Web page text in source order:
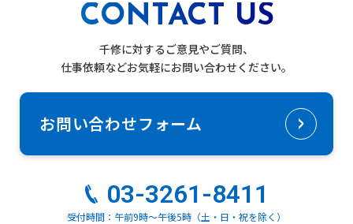
CONTACT US
千修に対するご意見やご質問、
仕事依頼などお気軽にお問い合わせください。
お問い合わせフォーム
03-3261-8411
受付時間：午前9時～午後5時（土・日・祝を除く）